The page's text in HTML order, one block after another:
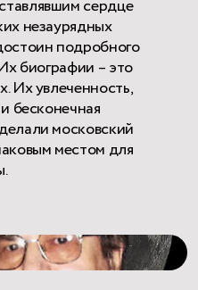
сердце
незаурядных
подробного
биографии – это
Их увлеченность,
бесконечная
московский
местом для